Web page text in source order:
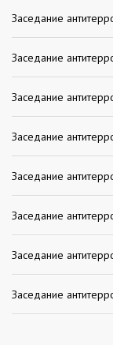
Заседание
Заседание
Заседание
Заседание
Заседание
Заседание
Заседание
Заседание